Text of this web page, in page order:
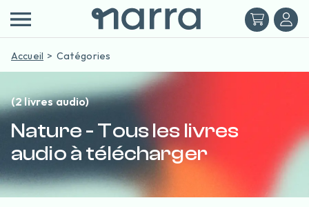
Accueil Catégories
(2 livres audio)
Nature - Tous les livres
audio à télécharger